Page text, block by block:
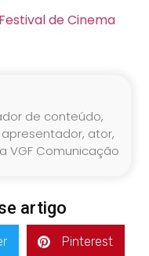
de conteúdo,
ator,
VGF Comunicação
artigo
Pinterest